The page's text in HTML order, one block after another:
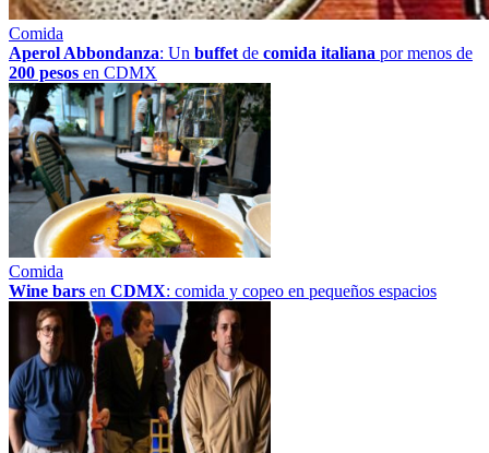
Comida
Aperol Abbondanza: Un buffet de comida italiana por menos de
200 pesos en CDMX
Comida
Wine bars en CDMX: comida y copeo en pequeños espacios